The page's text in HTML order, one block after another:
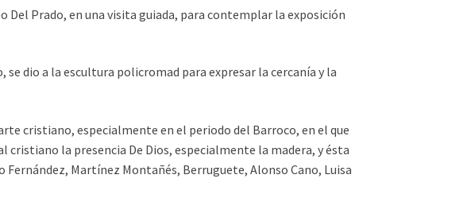
Del Prado, en una visita guiada, para contemplar la exposición
dio a la escultura policromad para expresar la cercanía y la
cristiano, especialmente en el periodo del Barroco, en el que
la presencia De Dios, especialmente la madera, y ésta
Martínez Montañés, Berruguete, Alonso Cano, Luisa